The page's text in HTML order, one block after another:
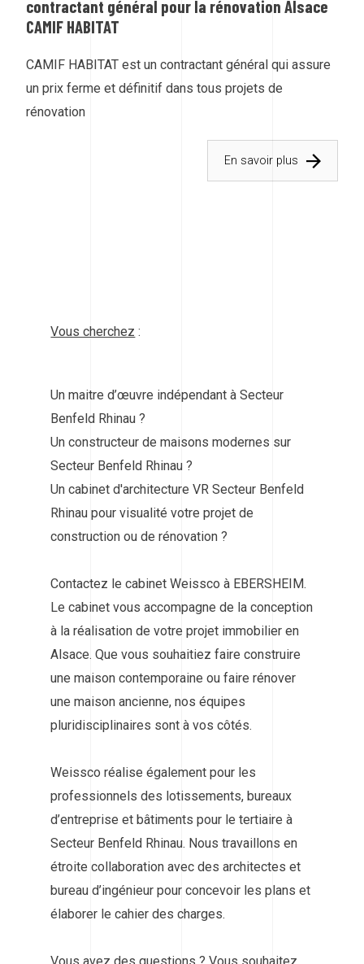
contractant général pour la rénovation Alsace
CAMIF HABITAT
CAMIF HABITAT est un contractant général qui assure
un prix ferme et définitif dans tous projets de
rénovation
En savoir plus
Vous cherchez :
Un maitre d’œuvre indépendant à Secteur
Benfeld Rhinau ?
Un constructeur de maisons modernes sur
Secteur Benfeld Rhinau ?
Un cabinet d'architecture VR Secteur Benfeld
Rhinau pour visualité votre projet de
construction ou de rénovation ?
Contactez le cabinet Weissco à EBERSHEIM.
Le cabinet vous accompagne de la conception
à la réalisation de votre projet immobilier en
Alsace. Que vous souhaitiez faire construire
une maison contemporaine ou faire rénover
une maison ancienne, nos équipes
pluridisciplinaires sont à vos côtés.
Weissco réalise également pour les
professionnels des lotissements, bureaux
d’entreprise et bâtiments pour le tertiaire à
Secteur Benfeld Rhinau. Nous travaillons en
étroite collaboration avec des architectes et
bureau d’ingénieur pour concevoir les plans et
élaborer le cahier des charges.